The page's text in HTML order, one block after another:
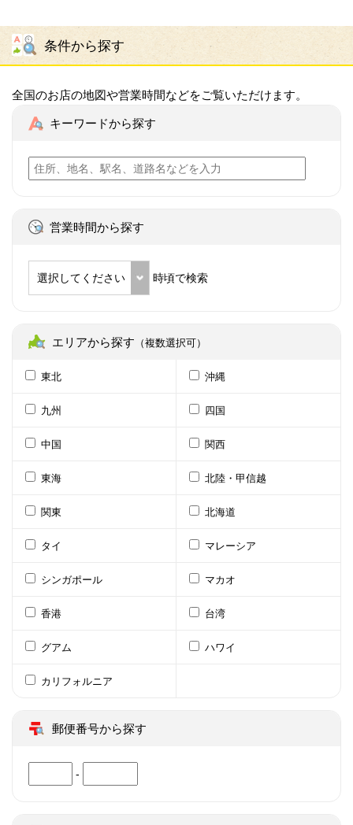
条件から探す
全国のお店の地図や営業時間などをご覧いただけます。
キーワードから探す
営業時間から探す
選択してください 時頃で検索
エリアから探す （複数選択可）
東北 沖縄
九州 四国
中国 関西
東海 北陸・甲信越
関東 北海道
タイ マレーシア
シンガポール マカオ
香港 台湾
グアム ハワイ
カリフォルニア
郵便番号から探す
-